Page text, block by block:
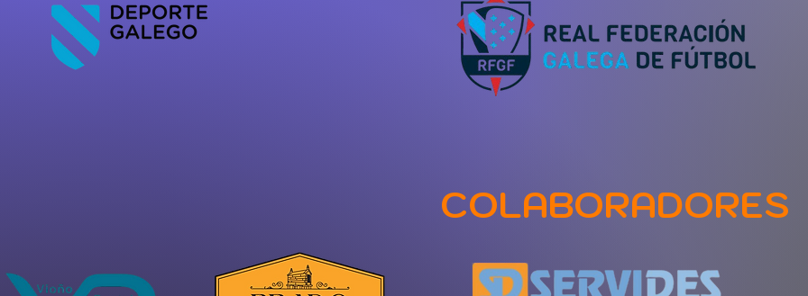
COLABORADORES